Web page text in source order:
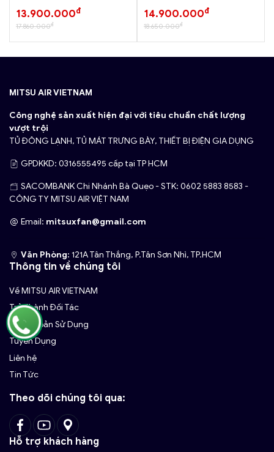
13.900.000đ
17.860.000đ
14.900.000đ
18.650.000đ
MITSU AIR VIETNAM
Công nghệ sản xuất hiện đại với tiêu chuẩn chất lượng
vượt trội
TỦ ĐÔNG LẠNH, TỦ MÁT TRƯNG BÀY, THIẾT BỊ ĐIỆN GIA DỤNG
GPDKKD: 0316555495 cấp tại TP HCM
SACOMBANK Chi Nhánh Bà Quẹo - STK: 0602 5883 8583 -
CÔNG TY MITSU AIR VIỆT NAM
Email: mitsuxfan@gmail.com
Văn Phòng: 121A Tân Thắng, P.Tân Sơn Nhì, TP.HCM
Thông tin về chúng tôi
Về MITSU AIR VIETNAM
Trở Thành Đối Tác
Điều Khoản Sử Dụng
Tuyển Dụng
Liên hệ
Tin Tức
Theo dõi chúng tôi qua:
Hỗ trợ khách hàng